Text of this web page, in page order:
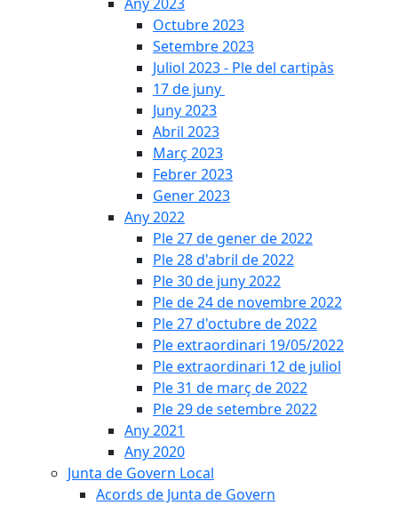
Octubre 2023
Setembre 2023
Juliol 2023 - Ple del cartipàs
17 de juny
Juny 2023
Abril 2023
Març 2023
Febrer 2023
Gener 2023
Any 2022
Ple 27 de gener de 2022
Ple 28 d'abril de 2022
Ple 30 de juny 2022
Ple de 24 de novembre 2022
Ple 27 d'octubre de 2022
Ple extraordinari 19/05/2022
Ple extraordinari 12 de juliol
Ple 31 de març de 2022
Ple 29 de setembre 2022
Any 2021
Any 2020
Junta de Govern Local
Acords de Junta de Govern